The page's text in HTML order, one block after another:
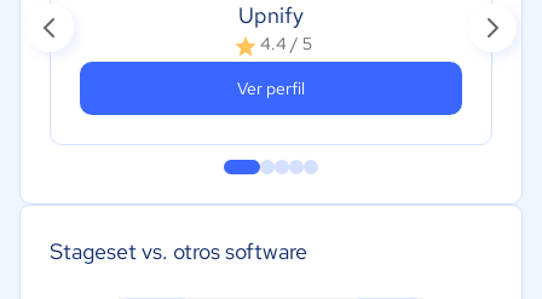
Upnify
4.4 / 5
Ver perfil
Stageset vs. otros software